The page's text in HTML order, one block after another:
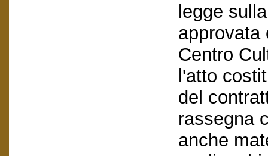
legge
approvata
Centro
l'atto
del
rassegna
anche